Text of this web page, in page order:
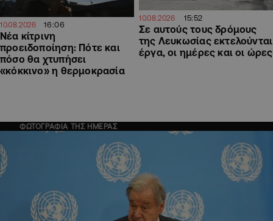
10.08.2026 16:06
Νέα κίτρινη
προειδοποίηση: Πότε και
πόσο θα χτυπήσει
«κόκκινο» η θερμοκρασία
10.08.2026 15:52
Σε αυτούς τους δρόμους
της Λευκωσίας εκτελούνται
έργα, οι ημέρες και οι ώρες
ΦΩΤΟΓΡΑΦΙΑ ΤΗΣ ΗΜΕΡΑΣ